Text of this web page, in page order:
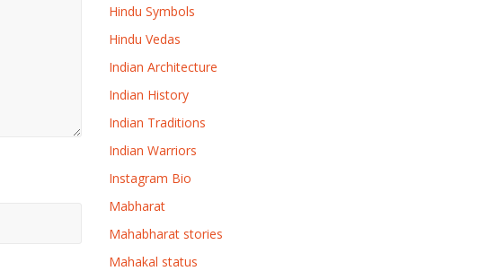
Hindu Symbols
Hindu Vedas
Indian Architecture
Indian History
Indian Traditions
Indian Warriors
Instagram Bio
Mabharat
Mahabharat stories
Mahakal status